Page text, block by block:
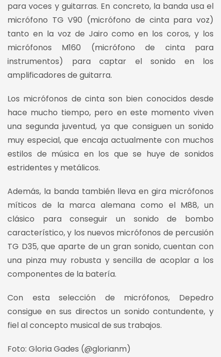
para voces y guitarras. En concreto, la banda usa el
micrófono TG V90 (micrófono de cinta para voz)
tanto en la voz de Jairo como en los coros, y los
micrófonos M160 (micrófono de cinta para
instrumentos) para captar el sonido en los
amplificadores de guitarra.
Los micrófonos de cinta son bien conocidos desde
hace mucho tiempo, pero en este momento viven
una segunda juventud, ya que consiguen un sonido
muy especial, que encaja actualmente con muchos
estilos de música en los que se huye de sonidos
estridentes y metálicos.
Además, la banda también lleva en gira micrófonos
míticos de la marca alemana como el M88, un
clásico para conseguir un sonido de bombo
característico, y los nuevos micrófonos de percusión
TG D35, que aparte de un gran sonido, cuentan con
una pinza muy robusta y sencilla de acoplar a los
componentes de la batería.
Con esta selección de micrófonos, Depedro
consigue en sus directos un sonido contundente, y
fiel al concepto musical de sus trabajos.
Foto: Gloria Gades (@glorianm)